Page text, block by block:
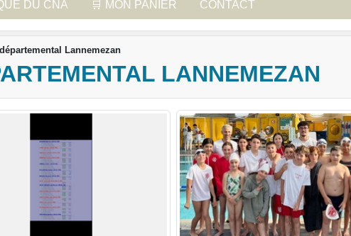
DU CNA 🛒 MON PANIER CONTACT
Lannemezan
LANNEMEZAN